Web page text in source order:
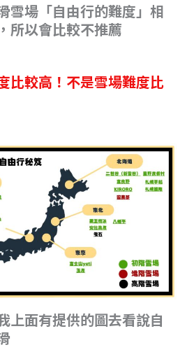
雪場「自由行的難度」相
所以會比較不推薦
比較高！不是雪場難度比
上面有提供的圖去看說自